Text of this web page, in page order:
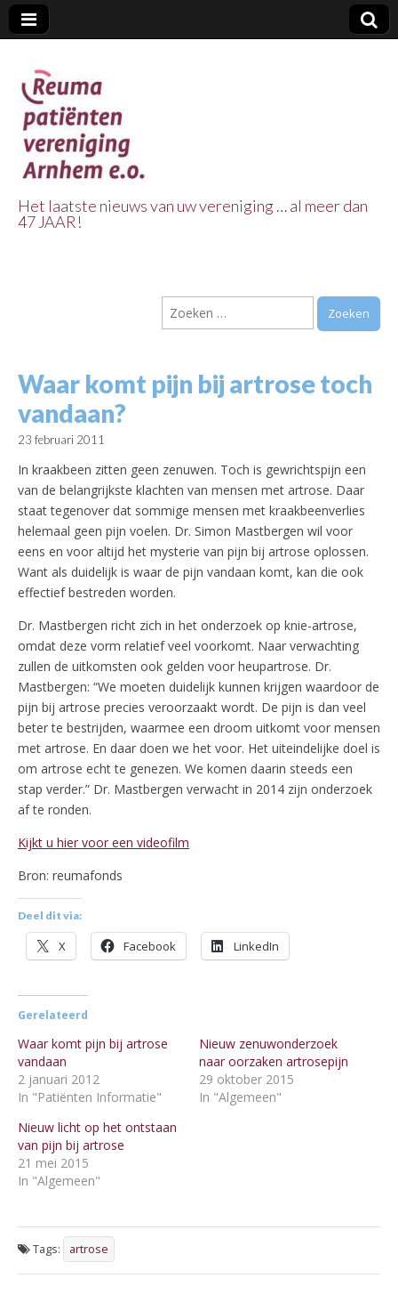
Vereniging
Arnhem e.o.
Het laatste nieuws van uw vereniging … al meer dan
47 JAAR!
Zoeken
naar:
Waar komt pijn bij artrose toch
vandaan?
23 februari 2011
In kraakbeen zitten geen zenuwen. Toch is gewrichtspijn een
van de belangrijkste klachten van mensen met artrose. Daar
staat tegenover dat sommige mensen met kraakbeenverlies
helemaal geen pijn voelen. Dr. Simon Mastbergen wil voor
eens en voor altijd het mysterie van pijn bij artrose oplossen.
Want als duidelijk is waar de pijn vandaan komt, kan die ook
effectief bestreden worden.
Dr. Mastbergen richt zich in het onderzoek op knie-artrose,
omdat deze vorm relatief veel voorkomt. Naar verwachting
zullen de uitkomsten ook gelden voor heupartrose. Dr.
Mastbergen: “We moeten duidelijk kunnen krijgen waardoor de
pijn bij artrose precies veroorzaakt wordt. De pijn is dan veel
beter te bestrijden, waarmee een droom uitkomt voor mensen
met artrose. En daar doen we het voor. Het uiteindelijke doel is
om artrose echt te genezen. We komen daarin steeds een
stap verder.” Dr. Mastbergen verwacht in 2014 zijn onderzoek
af te ronden.
Kijkt u hier voor een videofilm
Bron: reumafonds
Deel dit via:
X Facebook LinkedIn
Gerelateerd
Waar komt pijn bij artrose
vandaan
2 januari 2012
In "Patiënten Informatie"
Nieuw zenuwonderzoek
naar oorzaken artrosepijn
29 oktober 2015
In "Algemeen"
Nieuw licht op het ontstaan
van pijn bij artrose
21 mei 2015
In "Algemeen"
Tags: artrose